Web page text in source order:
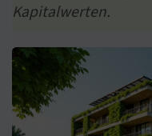
Kapitalwerten.